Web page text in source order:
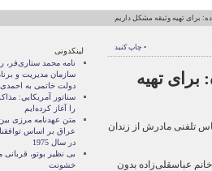
برای تهیه وثیقه مشکل داریم
• چاپ کنید
برای تهیه
تلفنی مادرش از زندان
عباسقلی‌زاده بدون
لینکدونی
نامه محمد ستاری‌فر،
سازمان مدیریت و
دولت خاتمی به
سناتور آمريکايي:
را آغاز کرده‌ايم
متن عهدنامه مرزى
عراق بر اساس
در سال 1975
بی نظیر بوتو،
خشونت